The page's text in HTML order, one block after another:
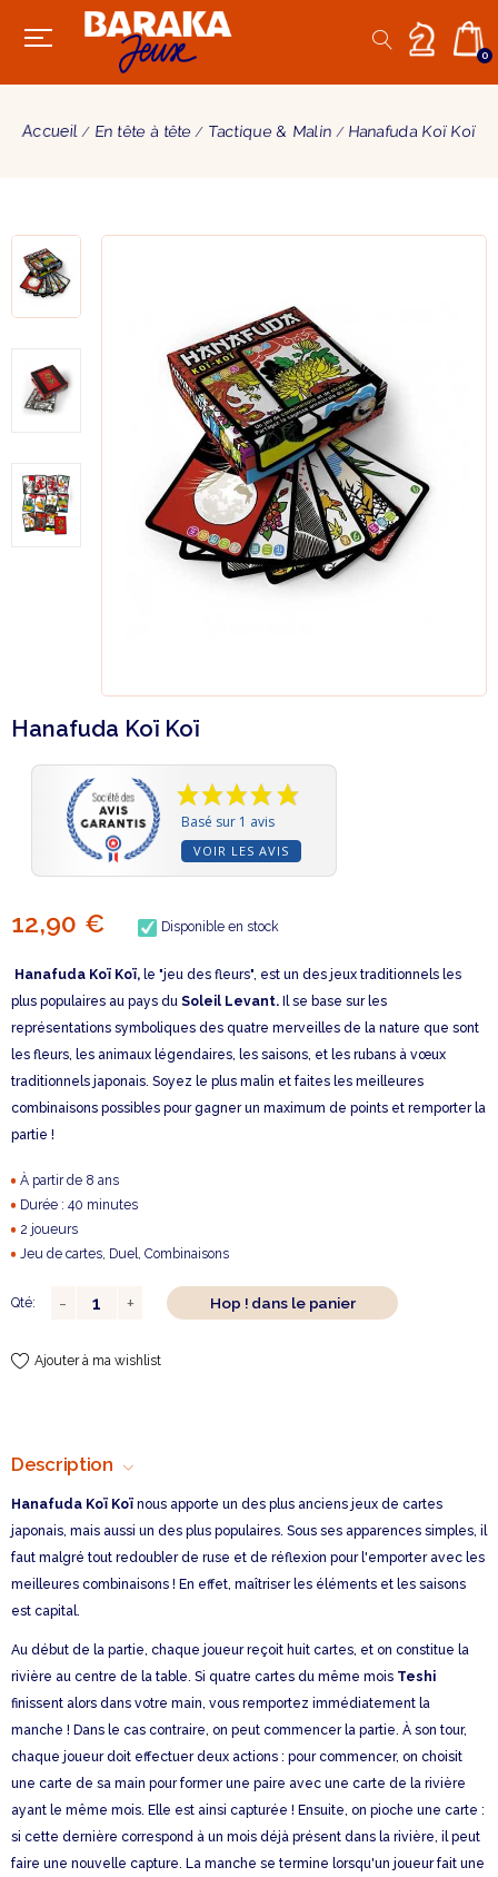
0
Accueil En tête à tête Tactique & Malin Hanafuda Koï Koï
Hanafuda Koï Koï
Basé sur 1 avis
VOIR LES AVIS
12,90 € Disponible en stock
Hanafuda Koï Koï, le "jeu des fleurs", est un des jeux traditionnels les
plus populaires au pays du Soleil Levant. Il se base sur les
représentations symboliques des quatre merveilles de la nature que sont
les fleurs, les animaux légendaires, les saisons, et les rubans à vœux
traditionnels japonais. Soyez le plus malin et faites les meilleures
combinaisons possibles pour gagner un maximum de points et remporter la
partie !
À partir de 8 ans
Durée : 40 minutes
2 joueurs
Jeu de cartes, Duel, Combinaisons
Qté: Hop ! dans le panier
Ajouter à ma wishlist
Description
Hanafuda Koï Koï nous apporte un des plus anciens jeux de cartes
japonais, mais aussi un des plus populaires. Sous ses apparences simples, il
faut malgré tout redoubler de ruse et de réflexion pour l'emporter avec les
meilleures combinaisons ! En effet, maîtriser les éléments et les saisons
est capital.
Au début de la partie, chaque joueur reçoit huit cartes, et on constitue la
rivière au centre de la table. Si quatre cartes du même mois Teshi
finissent alors dans votre main, vous remportez immédiatement la
manche ! Dans le cas contraire, on peut commencer la partie. À son tour,
chaque joueur doit effectuer deux actions : pour commencer, on choisit
une carte de sa main pour former une paire avec une carte de la rivière
ayant le même mois. Elle est ainsi capturée ! Ensuite, on pioche une carte :
si cette dernière correspond à un mois déjà présent dans la rivière, il peut
faire une nouvelle capture. La manche se termine lorsqu'un joueur fait une